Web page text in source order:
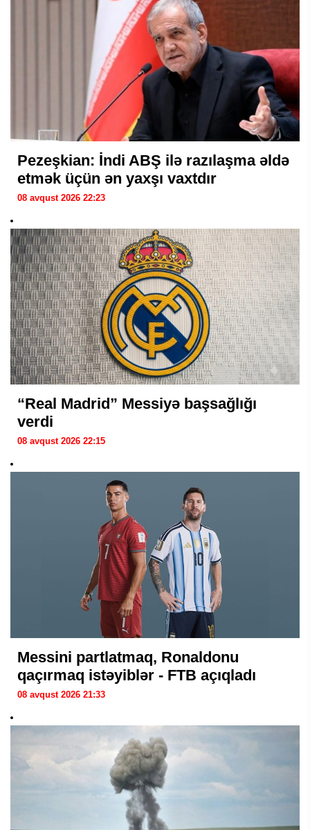
Pezeşkian: İndi ABŞ ilə razılaşma əldə
etmək üçün ən yaxşı vaxtdır
08 avqust 2026 22:23
“Real Madrid” Messiyə başsağlığı
verdi
08 avqust 2026 22:15
Messini partlatmaq, Ronaldonu
qaçırmaq istəyiblər - FTB açıqladı
08 avqust 2026 21:33